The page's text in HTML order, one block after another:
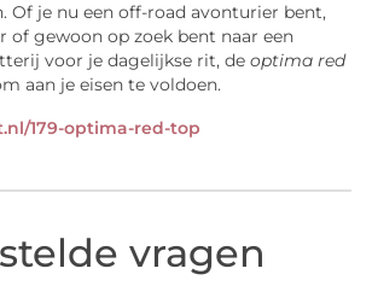
Of je nu een off-road avonturier bent,
of gewoon op zoek bent naar een
voor je dagelijkse rit, deoptima red
aan je eisen te voldoen.
179-optima-red-top
vragen